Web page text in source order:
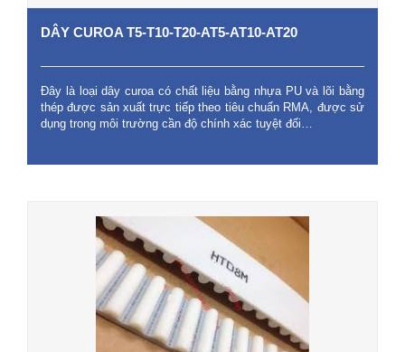
DÂY CUROA T5-T10-T20-AT5-AT10-AT20
Đây là loại dây curoa có chất liệu bằng nhựa PU và lõi bằng
thép được sản xuất trực tiếp theo tiêu chuẩn RMA, được sử
dụng trong môi trường cần độ chính xác tuyệt đối…